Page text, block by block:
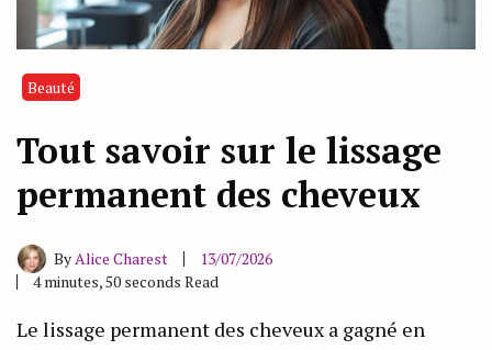
Beauté
Tout savoir sur le lissage
permanent des cheveux
ByAlice Charest
13/07/2026
4 minutes, 50 seconds Read
Le lissage permanent des cheveux a gagné en